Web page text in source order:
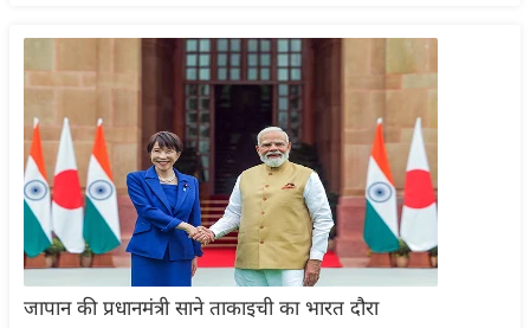
रं
ज
ज
ग
त
बॉ
ली
वु
जापान की प्रधानमंत्री साने ताकाइची का भारत दौरा